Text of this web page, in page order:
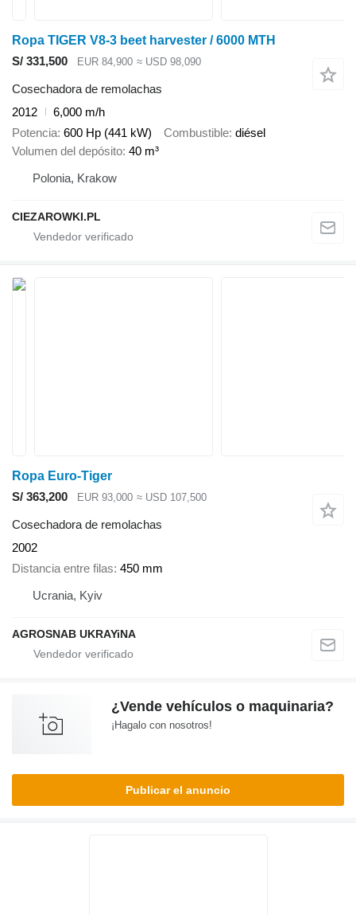
Ropa TIGER V8-3 beet harvester / 6000 MTH
S/ 331,500
EUR 84,900 ≈ USD 98,090
Cosechadora de remolachas
2012
6,000 m/h
Potencia 600 Hp (441 kW) Combustible diésel
Volumen del depósito 40 m³
Polonia, Krakow
CIEZAROWKI.PL
Ropa Euro-Tiger
S/ 363,200
EUR 93,000 ≈ USD 107,500
Cosechadora de remolachas
2002
Distancia entre filas 450 mm
Ucrania, Kyiv
AGROSNAB UKRAYiNA
¿Vende vehículos o maquinaria?
¡Hagalo con nosotros!
Publicar el anuncio